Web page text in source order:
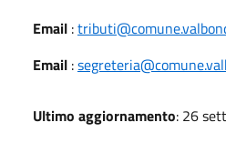
Email :
Email :
Ultimo aggiornamento: 26